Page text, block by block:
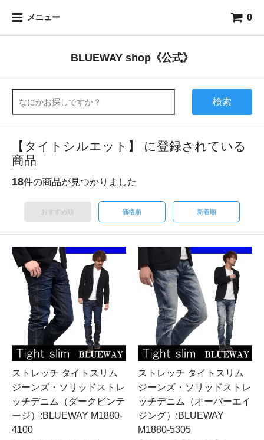
メニュー 0
BLUEWAY shop《公式》
検索
【タイトシルエット】 に登録されている
商品
18件の商品が見つかりました
おすすめ順 価格順 新着順
ストレッチ タイトスリム
ジーンズ・ソリッドストレ
ッチデニム（ダークビンテ
ージ）:BLUEWAY M1880-
4100
ストレッチ タイトスリム
ジーンズ・ソリッドストレ
ッチデニム（オーバーエイ
ジング）:BLUEWAY
M1880-5305